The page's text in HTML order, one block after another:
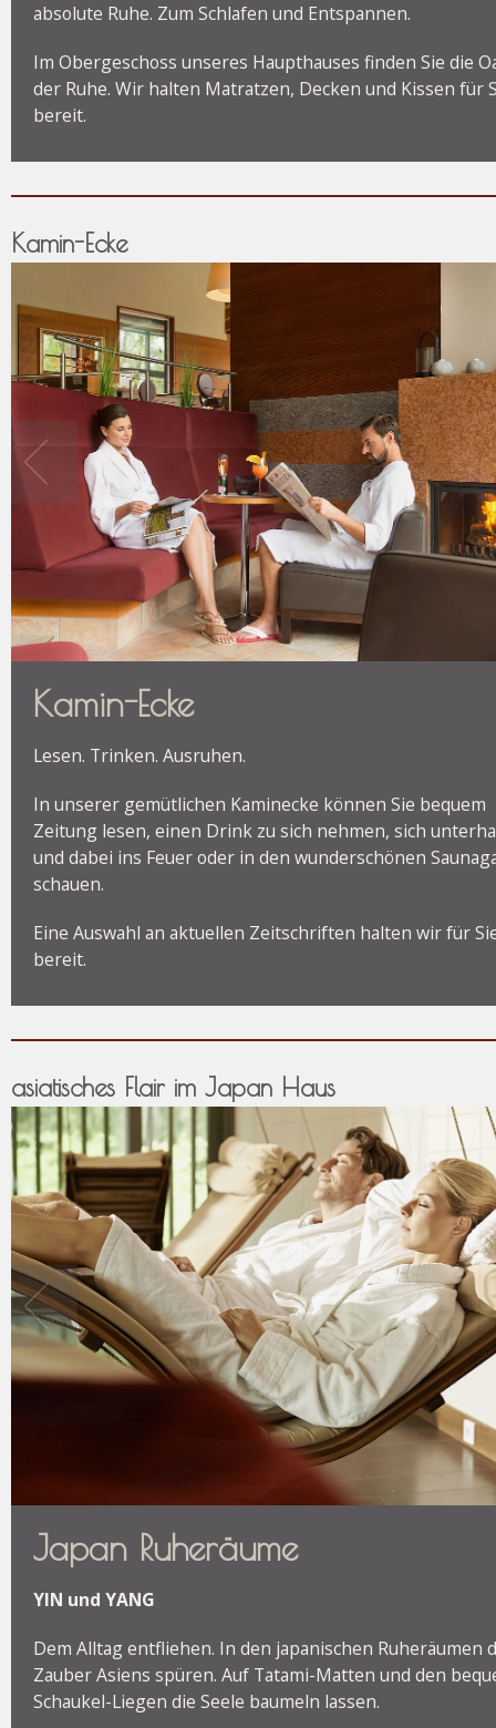
absolute Ruhe. Zum Schlafen und Entspannen.
Im Obergeschoss unseres Haupthauses finden Sie die
der Ruhe. Wir halten Matratzen, Decken und Kissen für
bereit.
Kamin-Ecke
Kamin-Ecke
Lesen. Trinken. Ausruhen.
In unserer gemütlichen Kaminecke können Sie bequem
Zeitung lesen, einen Drink zu sich nehmen, sich
und dabei ins Feuer oder in den wunderschönen
schauen.
Eine Auswahl an aktuellen Zeitschriften halten wir für
bereit.
asiatisches Flair im Japan Haus
Japan Ruheräume
YIN und YANG
Dem Alltag entfliehen. In den japanischen Ruheräumen
Zauber Asiens spüren. Auf Tatami-Matten und den
Schaukel-Liegen die Seele baumeln lassen.